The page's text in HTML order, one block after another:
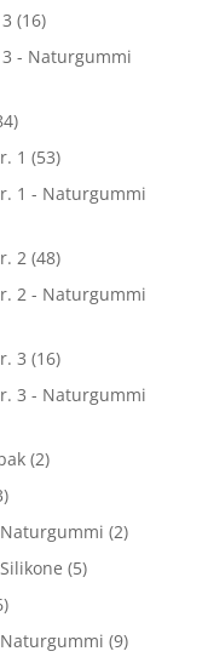
(16)
3 - Naturgummi
1 (53)
1 - Naturgummi
2 (48)
2 - Naturgummi
3 (16)
3 - Naturgummi
(2)
Naturgummi (2)
(5)
Naturgummi (9)